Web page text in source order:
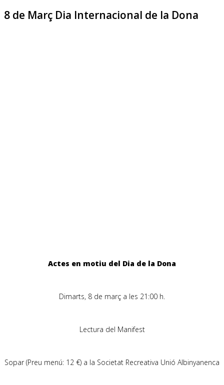
8 de Març Dia Internacional de la Dona
Actes en motiu del Dia de la Dona
Dimarts, 8 de març a les 21:00 h.
Lectura del Manifest
Sopar (Preu menú: 12 €) a la Societat Recreativa Unió Albinyanenca